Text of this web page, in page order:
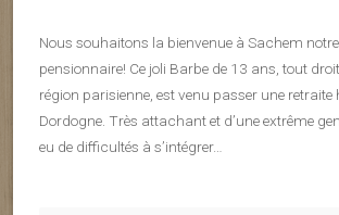
Nous souhaitons la bienvenue à Sachem
pensionnaire! Ce joli Barbe de 13 ans, tout
région parisienne, est venu passer une retraite
Dordogne. Très attachant et d’une extrême
eu de difficultés à s’intégrer…